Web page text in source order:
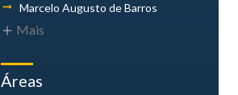
Marcelo Augusto de Barros
Mais
Áreas